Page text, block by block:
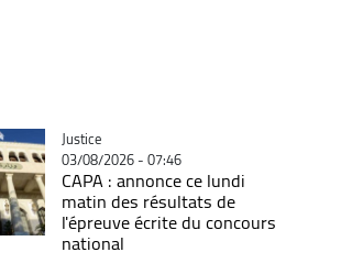
Catégorie
Justice
03/08/2026 - 07:46
CAPA : annonce ce lundi
matin des résultats de
l'épreuve écrite du concours
national